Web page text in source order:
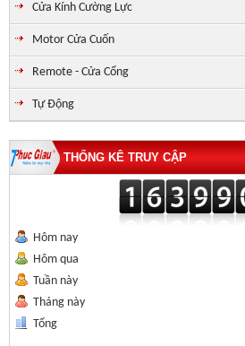
Cửa Kính Cường Lực
Motor Cửa Cuốn
Remote - Cửa Cổng
Tự Động
THỐNG KÊ TRUY CẬP
Hôm nay
Hôm qua
Tuần này
Tháng này
Tổng